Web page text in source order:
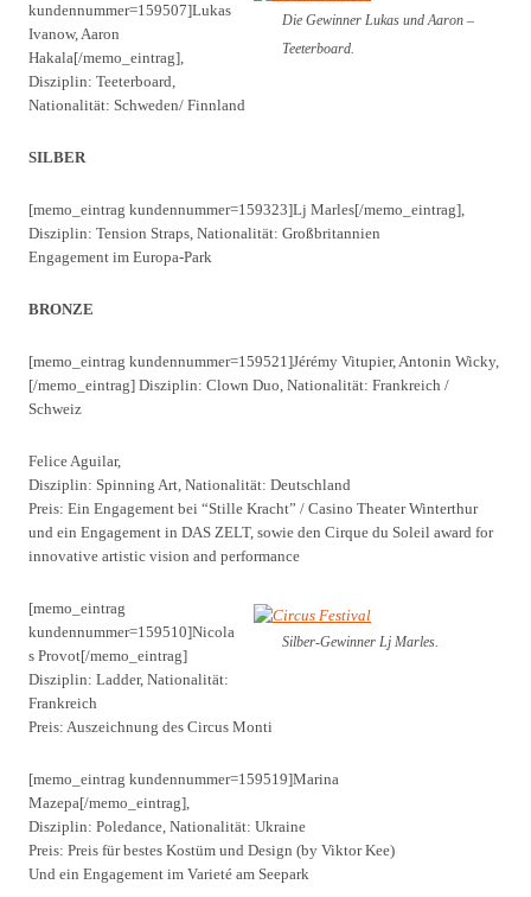
Die Gewinner Lukas und Aaron –
Teeterboard.
kundennummer=159507]Lukas
Ivanow, Aaron
Hakala[/memo_eintrag],
Disziplin: Teeterboard,
Nationalität: Schweden/ Finnland
SILBER
[memo_eintrag kundennummer=159323]Lj Marles[/memo_eintrag],
Disziplin: Tension Straps, Nationalität: Großbritannien
Engagement im Europa-Park
BRONZE
[memo_eintrag kundennummer=159521]Jérémy Vitupier, Antonin Wicky,
[/memo_eintrag] Disziplin: Clown Duo, Nationalität: Frankreich /
Schweiz
Felice Aguilar,
Disziplin: Spinning Art, Nationalität: Deutschland
Preis: Ein Engagement bei “Stille Kracht” / Casino Theater Winterthur
und ein Engagement in DAS ZELT, sowie den Cirque du Soleil award for
innovative artistic vision and performance
Silber-Gewinner Lj Marles.
[memo_eintrag
kundennummer=159510]Nicola
s Provot[/memo_eintrag]
Disziplin: Ladder, Nationalität:
Frankreich
Preis: Auszeichnung des Circus Monti
[memo_eintrag kundennummer=159519]Marina
Mazepa[/memo_eintrag],
Disziplin: Poledance, Nationalität: Ukraine
Preis: Preis für bestes Kostüm und Design (by Viktor Kee)
Und ein Engagement im Varieté am Seepark